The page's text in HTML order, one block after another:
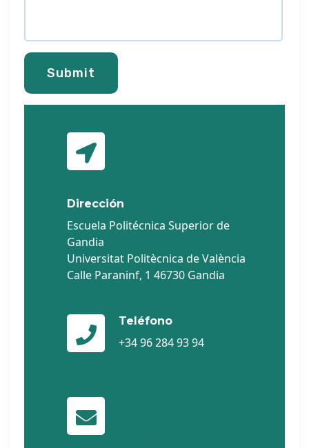
Dirección
Escuela Politécnica Superior de
Gandia
Universitat Politècnica de València
Calle Paraninf, 1 46730 Gandia
Teléfono
+34 96 284 93 94